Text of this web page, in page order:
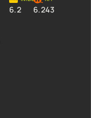
6.2 6.243